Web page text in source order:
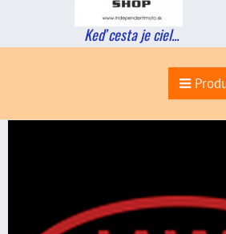
Keď cesta je ciel...